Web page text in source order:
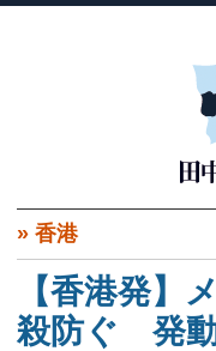
» 香港
【香港発】
殺防ぐ 発